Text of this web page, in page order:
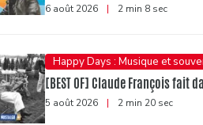
6 août 2026 | 2 min 8 sec
Happy Days : Musique et
[BEST OF] Claude François fait
5 août 2026 | 2 min 20 sec